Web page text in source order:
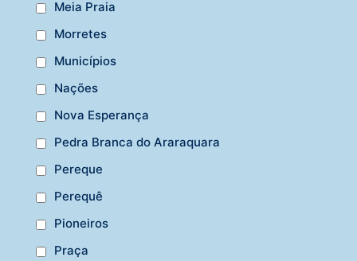
Meia Praia
Morretes
Municípios
Nações
Nova Esperança
Pedra Branca do Araraquara
Pereque
Perequê
Pioneiros
Praça